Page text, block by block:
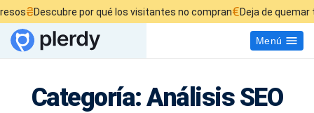
por qué los visitantes no compran€Deja de quemar tu
Menú
Categoría:Análisis SEO